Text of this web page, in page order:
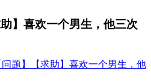
】喜欢一个男生，他三次
问题】【求助】喜欢一个男生，他